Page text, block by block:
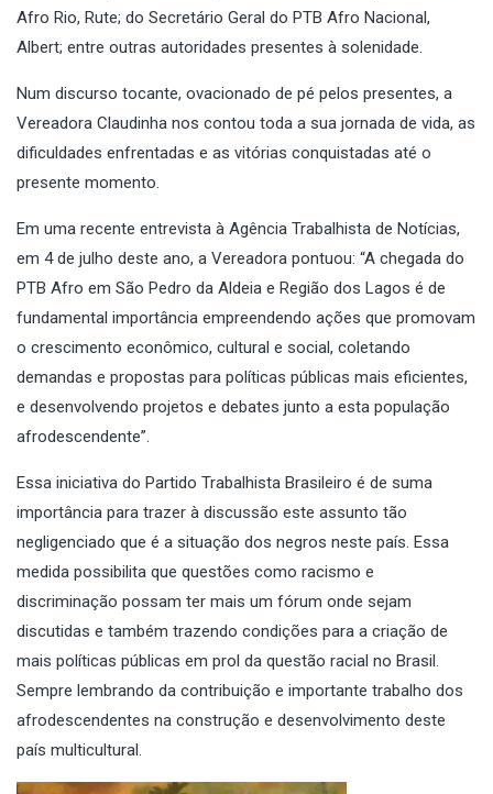
Afro Rio, Rute; do Secretário Geral do PTB Afro Nacional,
Albert; entre outras autoridades presentes à solenidade.
Num discurso tocante, ovacionado de pé pelos presentes, a
Vereadora Claudinha nos contou toda a sua jornada de vida, as
dificuldades enfrentadas e as vitórias conquistadas até o
presente momento.
Em uma recente entrevista à Agência Trabalhista de Notícias,
em 4 de julho deste ano, a Vereadora pontuou: “A chegada do
PTB Afro em São Pedro da Aldeia e Região dos Lagos é de
fundamental importância empreendendo ações que promovam
o crescimento econômico, cultural e social, coletando
demandas e propostas para políticas públicas mais eficientes,
e desenvolvendo projetos e debates junto a esta população
afrodescendente”.
Essa iniciativa do Partido Trabalhista Brasileiro é de suma
importância para trazer à discussão este assunto tão
negligenciado que é a situação dos negros neste país. Essa
medida possibilita que questões como racismo e
discriminação possam ter mais um fórum onde sejam
discutidas e também trazendo condições para a criação de
mais políticas públicas em prol da questão racial no Brasil.
Sempre lembrando da contribuição e importante trabalho dos
afrodescendentes na construção e desenvolvimento deste
país multicultural.